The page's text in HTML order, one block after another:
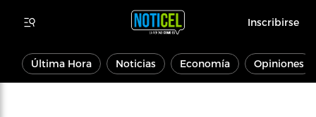
Inscribirse
Última Hora Noticias Economía Opiniones